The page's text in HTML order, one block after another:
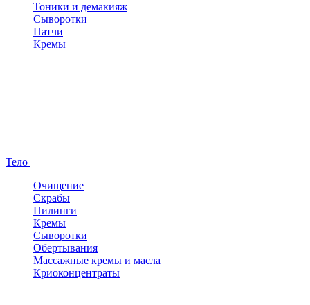
Тоники и демакияж
Сыворотки
Патчи
Кремы
Тело
Очищение
Скрабы
Пилинги
Кремы
Сыворотки
Обертывания
Массажные кремы и масла
Криоконцентраты